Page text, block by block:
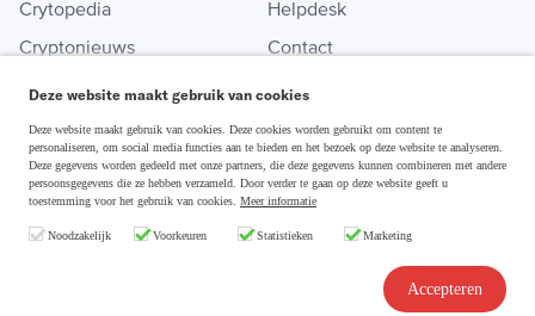
Crytopedia
Cryptonieuws
Crypto koopgids
Investeren in crypto
Helpdesk
Contact
Adverteren
Disclaimer & Privacy
Deze website maakt gebruik van cookies
Deze website maakt gebruik van cookies. Deze cookies worden gebruikt om content te
personaliseren, om social media functies aan te bieden en het bezoek op deze website te analyseren.
Deze gegevens worden gedeeld met onze partners, die deze gegevens kunnen combineren met andere
persoonsgegevens die ze hebben verzameld. Door verder te gaan op deze website geeft u
toestemming voor het gebruik van cookies. Meer informatie
Noodzakelijk Voorkeuren Statistieken Marketing
Accepteren